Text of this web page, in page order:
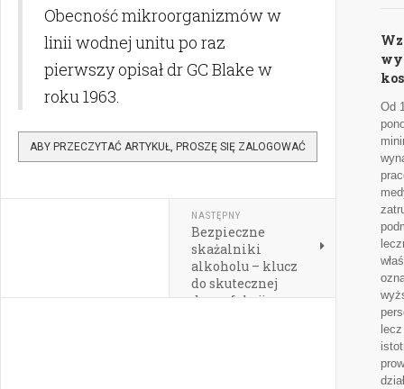
Obecność mikroorganizmów w
linii wodnej unitu po raz
pierwszy opisał dr GC Blake w
roku 1963.
ABY PRZECZYTAĆ ARTYKUŁ, PROSZĘ SIĘ ZALOGOWAĆ
NASTĘPNY
Bezpieczne
skażalniki
alkoholu – klucz
do skutecznej
dezynfekcji
Od